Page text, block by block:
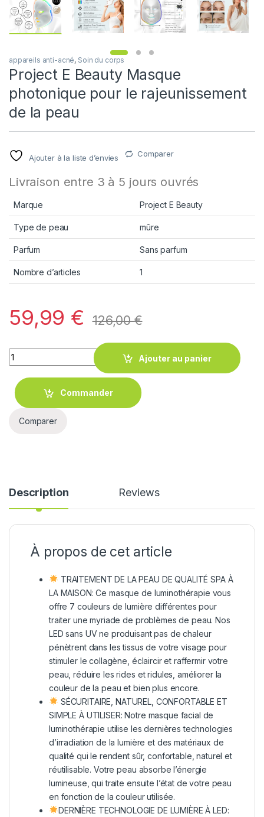
appareils anti-acné, Soin du corps
Project E Beauty Masque
photonique pour le rajeunissement
de la peau
Ajouter à la liste d’envies Comparer
Livraison entre 3 à 5 jours ouvrés
Marque Project E Beauty
Type de peau mûre
Parfum Sans parfum
Nombre d’articles 1
59,99 € 126,00€
Quantity
Ajouter au panier
Commander
Comparer
Description Reviews
À propos de cet article
TRAITEMENT DE LA PEAU DE QUALITÉ SPA À
LA MAISON: Ce masque de luminothérapie vous
offre 7 couleurs de lumière différentes pour
traiter une myriade de problèmes de peau. Nos
LED sans UV ne produisant pas de chaleur
pénètrent dans les tissus de votre visage pour
stimuler le collagène, éclaircir et raffermir votre
peau, réduire les rides et ridules, améliorer la
couleur de la peau et bien plus encore.
SÉCURITAIRE, NATUREL, CONFORTABLE ET
SIMPLE À UTILISER: Notre masque facial de
luminothérapie utilise les dernières technologies
d’irradiation de la lumière et des matériaux de
qualité qui le rendent sûr, confortable, naturel et
réutilisable. Votre peau absorbe l’énergie
lumineuse, qui traite ensuite l’état de votre peau
en fonction de la couleur utilisée.
DERNIÈRE TECHNOLOGIE DE LUMIÈRE À LED: